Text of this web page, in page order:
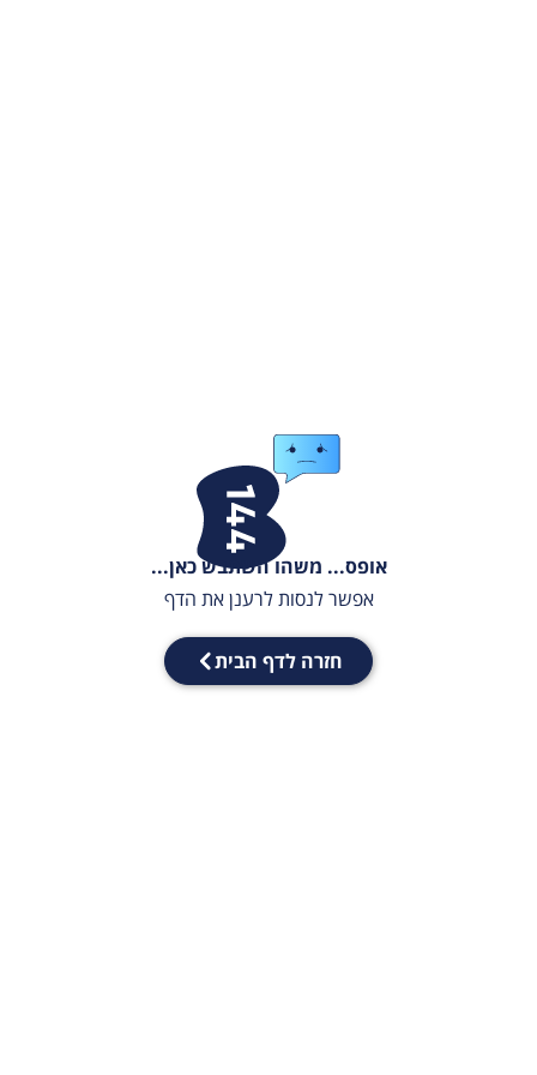
אופס... משהו השתבש כאן...
אפשר לנסות לרענן את הדף
חזרה לדף הבית